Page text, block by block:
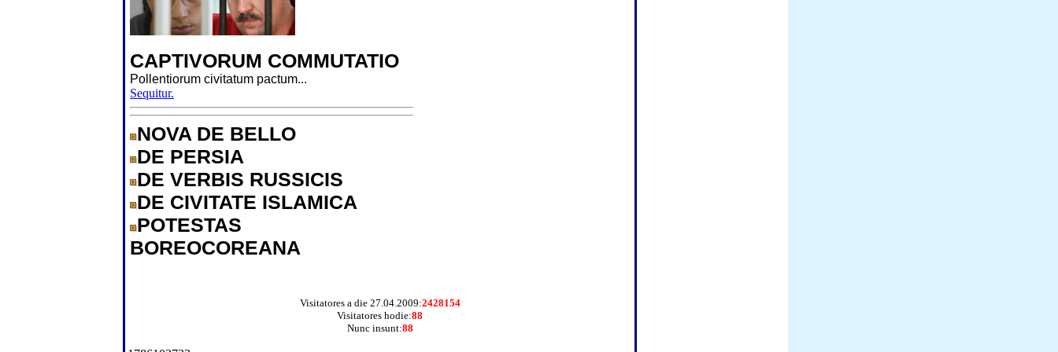
CAPTIVORUM COMMUTATIO
Pollentiorum civitatum pactum...
Sequitur.
NOVA DE BELLO
DE PERSIA
DE VERBIS RUSSICIS
DE CIVITATE ISLAMICA
POTESTAS
BOREOCOREANA
Visitatores a die 27.04.2009:2428154
Visitatores hodie:88
Nunc insunt:88